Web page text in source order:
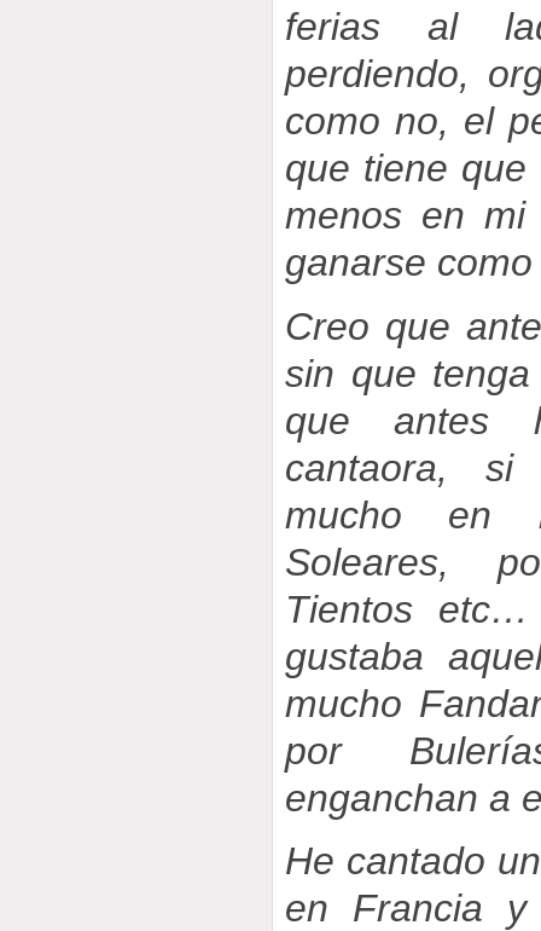
ferias al
perdiendo,
como no, el
que tiene
menos en
ganarse
Creo que
sin que
que antes
cantaora,
mucho en
Soleares,
Tientos
gustaba
mucho
por
enganchan a
He cantado
en Francia y